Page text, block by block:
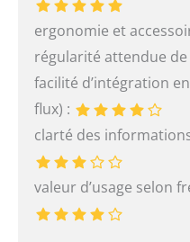
ergonomie et
régularité attendue de
facilité d’intégration
flux) :
clarté des
valeur d’usage selon